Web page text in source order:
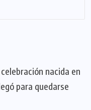
nacida en
para quedarse